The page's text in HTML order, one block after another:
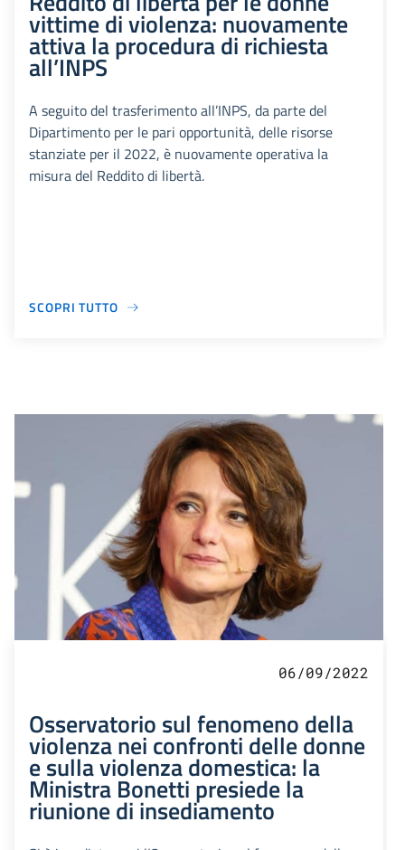
vittime di violenza: nuovamente
attiva la procedura di richiesta
all’INPS
A seguito del trasferimento all’INPS, da parte del
Dipartimento per le pari opportunità, delle risorse
stanziate per il 2022, è nuovamente operativa la
misura del Reddito di libertà.
SCOPRI TUTTO
06/09/2022
Osservatorio sul fenomeno della
violenza nei confronti delle donne
e sulla violenza domestica: la
Ministra Bonetti presiede la
riunione di insediamento